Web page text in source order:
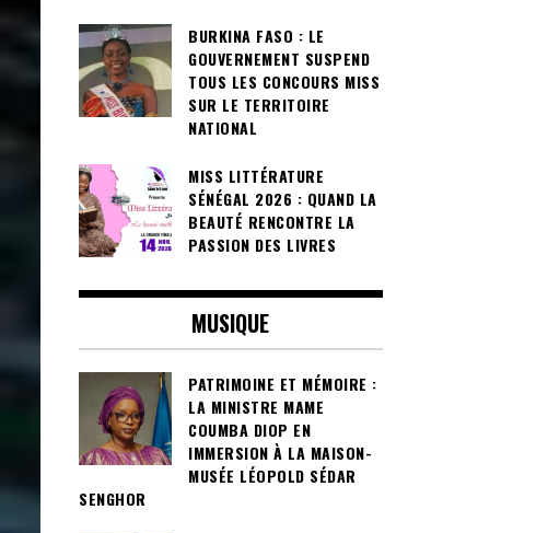
BURKINA FASO : LE
GOUVERNEMENT SUSPEND
TOUS LES CONCOURS MISS
SUR LE TERRITOIRE
NATIONAL
MISS LITTÉRATURE
SÉNÉGAL 2026 : QUAND LA
BEAUTÉ RENCONTRE LA
PASSION DES LIVRES
MUSIQUE
PATRIMOINE ET MÉMOIRE :
LA MINISTRE MAME
COUMBA DIOP EN
IMMERSION À LA MAISON-
MUSÉE LÉOPOLD SÉDAR
SENGHOR